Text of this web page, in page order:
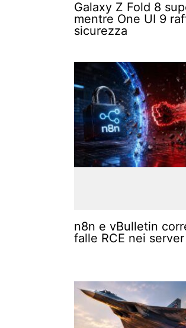
Galaxy Z Fold 8
mentre One UI 9
sicurezza
n8n e vBulletin
falle RCE nei